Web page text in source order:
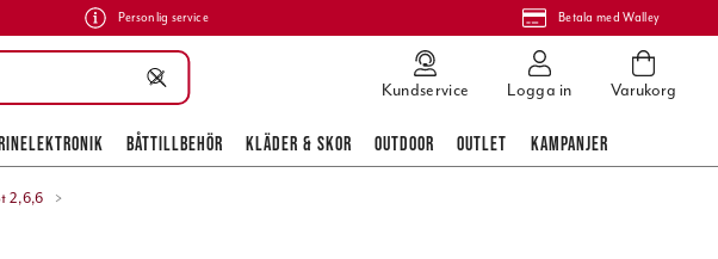
Personlig service Betala med Walley
Kundservice Logga in Varukorg
BÅTTILLBEHÖR KLÄDER & SKOR OUTDOOR OUTLET KAMPANJER
2,6,6